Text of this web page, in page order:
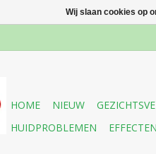
HOME NIEUW
HUIDPROBLEMEN
EFFECTEN
Wij slaan cookies op